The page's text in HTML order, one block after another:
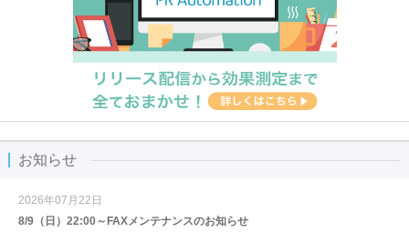
お知らせ
2026年07月22日
8/9（日）22:00～FAXメンテナンスのお知らせ